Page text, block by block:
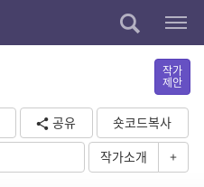
작가
제안
공유
숏코드복사
작가소개 +